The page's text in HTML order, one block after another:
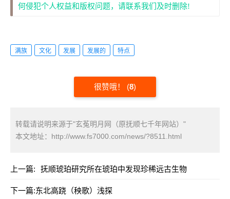
何侵犯个人权益和版权问题，请联系我们及时删除!
满族 文化 发展 发展的 特点
很赞哦！ (8)
转载请说明来源于"玄菟明月网（原抚顺七千年网站）"
本文地址： http://www.fs7000.com/news/?8511.html
上一篇: 抚顺琥珀研究所在琥珀中发现珍稀远古生物
下一篇:东北高跷（秧歌）浅探